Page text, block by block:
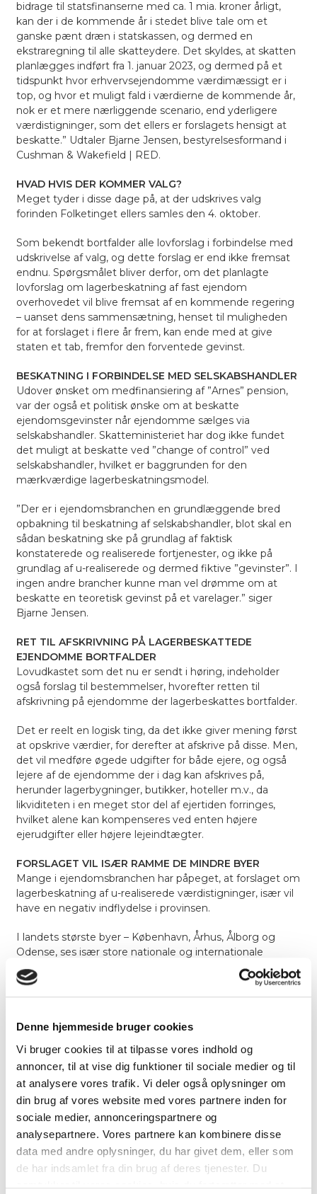
Denne hjemmeside bruger cookies
Vi bruger cookies til at tilpasse vores indhold og
annoncer, til at vise dig funktioner til sociale medier og til
at analysere vores trafik. Vi deler også oplysninger om
din brug af vores website med vores partnere inden for
sociale medier, annonceringspartnere og
analysepartnere. Vores partnere kan kombinere disse
data med andre oplysninger, du har givet dem, eller som
de har indsamlet fra din brug af deres tjenester. Du
bidrage til statsfinanserne med ca. 1 mia. kroner årligt,
kan der i de kommende år i stedet blive tale om et
ganske pænt dræn i statskassen, og dermed en
ekstraregning til alle skatteydere. Det skyldes, at skatten
planlægges indført fra 1. januar 2023, og dermed på et
tidspunkt hvor erhvervsejendomme værdimæssigt er i
top, og hvor et muligt fald i værdierne de kommende år,
nok er et mere nærliggende scenario, end yderligere
værdistigninger, som det ellers er forslagets hensigt at
beskatte.” Udtaler Bjarne Jensen, bestyrelsesformand i
Cushman & Wakefield | RED.
HVAD HVIS DER KOMMER VALG?
Meget tyder i disse dage på, at der udskrives valg
forinden Folketinget ellers samles den 4. oktober.
Som bekendt bortfalder alle lovforslag i forbindelse med
udskrivelse af valg, og dette forslag er end ikke fremsat
endnu. Spørgsmålet bliver derfor, om det planlagte
lovforslag om lagerbeskatning af fast ejendom
overhovedet vil blive fremsat af en kommende regering
– uanset dens sammensætning, henset til muligheden
for at forslaget i flere år frem, kan ende med at give
staten et tab, fremfor den forventede gevinst.
BESKATNING I FORBINDELSE MED SELSKABSHANDLER
Udover ønsket om medfinansiering af ”Arnes” pension,
var der også et politisk ønske om at beskatte
ejendomsgevinster når ejendomme sælges via
selskabshandler. Skatteministeriet har dog ikke fundet
det muligt at beskatte ved ”change of control” ved
selskabshandler, hvilket er baggrunden for den
mærkværdige lagerbeskatningsmodel.
”Der er i ejendomsbranchen en grundlæggende bred
opbakning til beskatning af selskabshandler, blot skal en
sådan beskatning ske på grundlag af faktisk
konstaterede og realiserede fortjenester, og ikke på
grundlag af u-realiserede og dermed fiktive ”gevinster”. I
ingen andre brancher kunne man vel drømme om at
beskatte en teoretisk gevinst på et varelager.” siger
Bjarne Jensen.
RET TIL AFSKRIVNING PÅ LAGERBESKATTEDE
EJENDOMME BORTFALDER
Lovudkastet som det nu er sendt i høring, indeholder
også forslag til bestemmelser, hvorefter retten til
afskrivning på ejendomme der lagerbeskattes bortfalder.
Det er reelt en logisk ting, da det ikke giver mening først
at opskrive værdier, for derefter at afskrive på disse. Men,
det vil medføre øgede udgifter for både ejere, og også
lejere af de ejendomme der i dag kan afskrives på,
herunder lagerbygninger, butikker, hoteller m.v., da
likviditeten i en meget stor del af ejertiden forringes,
hvilket alene kan kompenseres ved enten højere
ejerudgifter eller højere lejeindtægter.
FORSLAGET VIL ISÆR RAMME DE MINDRE BYER
Mange i ejendomsbranchen har påpeget, at forslaget om
lagerbeskatning af u-realiserede værdistigninger, især vil
have en negativ indflydelse i provinsen.
I landets største byer – København, Århus, Ålborg og
Odense, ses især store nationale og internationale
investorer, der udover en stor ejendomsportefølje, vanligt
råder over også en stor kontant likviditet, således der
populært sagt er ”kontanter i kassen”, til også at betale
samme omfang. I landets mindre byer ser man meget
sjældent de store investorer investere deres penge,
hvorfor det primært er lokale investorer der ejer fast
ejendom.
Disse investorer er i forvejen udfordret af
kreditforeningernes manglende lyst til at tilbyde de
samme gunstige finansieringsvilkår, som gælder for
investorerne i de større byer. Det gælder både i forhold til